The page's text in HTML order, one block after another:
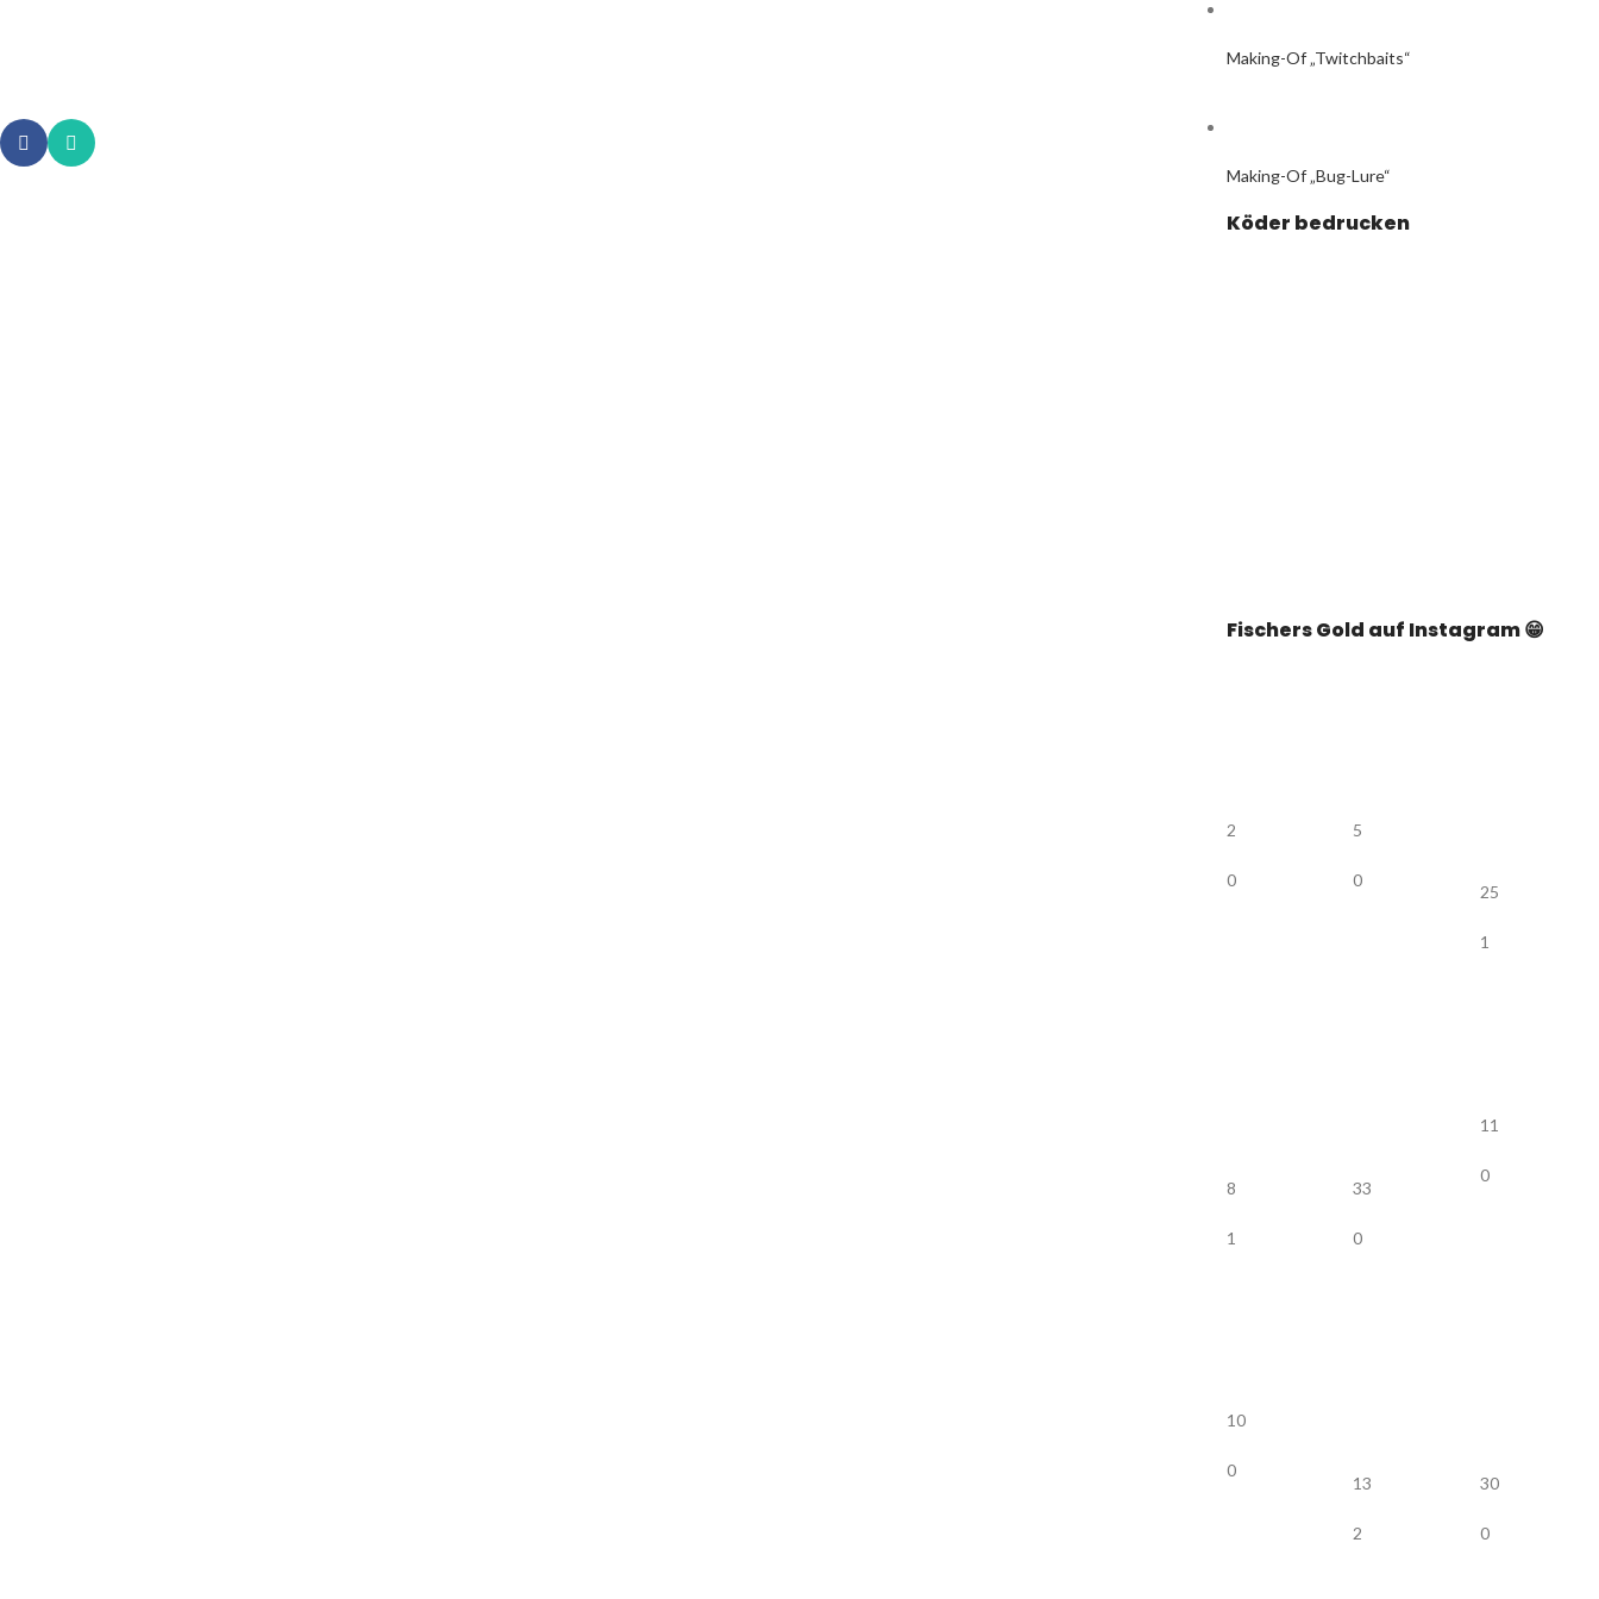
Making-Of „Twitchbaits“
Making-Of „Bug-Lure“
Köder bedrucken
Fischers Gold auf Instagram 😁
2
0
5
0
25
1
8
1
33
0
11
0
10
0
13
2
30
0